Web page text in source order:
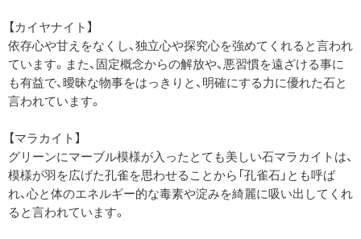
【カイヤナイト】
依存心や甘えをなくし、独立心や探究心を強めてくれると言われ
ています。また、固定概念からの解放や、悪習慣を遠ざける事に
も有益で、曖昧な物事をはっきりと、明確にする力に優れた石と
言われています。
【マラカイト】
グリーンにマーブル模様が入ったとても美しい石マラカイトは、
模様が羽を広げた孔雀を思わせることから「孔雀石」とも呼ば
れ、心と体のエネルギー的な毒素や淀みを綺麗に吸い出してくれ
ると言われています。